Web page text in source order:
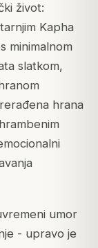
život:
Kapha
minimalnom
slatkom,
hrana
umor
- upravo je